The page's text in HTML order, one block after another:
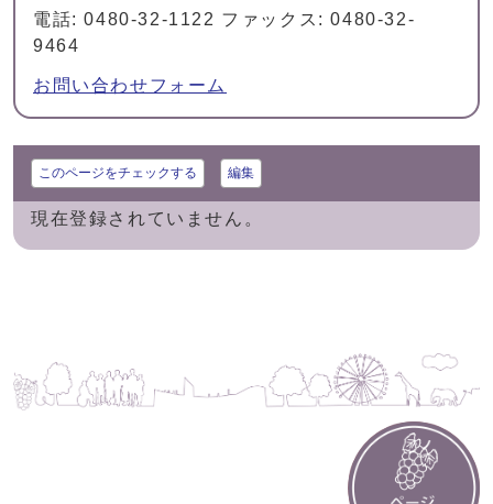
電話: 0480-32-1122 ファックス: 0480-32-
9464
お問い合わせフォーム
このページをチェックする 編集
現在登録されていません。